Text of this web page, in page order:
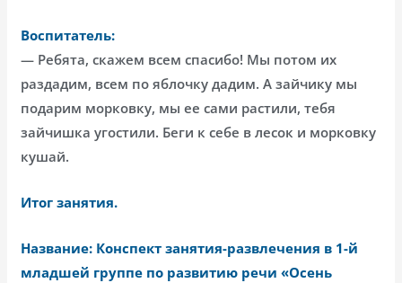
Воспитатель:
— Ребята, скажем всем спасибо! Мы потом их
раздадим, всем по яблочку дадим. А зайчику мы
подарим морковку, мы ее сами растили, тебя
зайчишка угостили. Беги к себе в лесок и морковку
кушай.
Итог занятия.
Название: Конспект занятия-развлечения в 1-й
младшей группе по развитию речи «Осень